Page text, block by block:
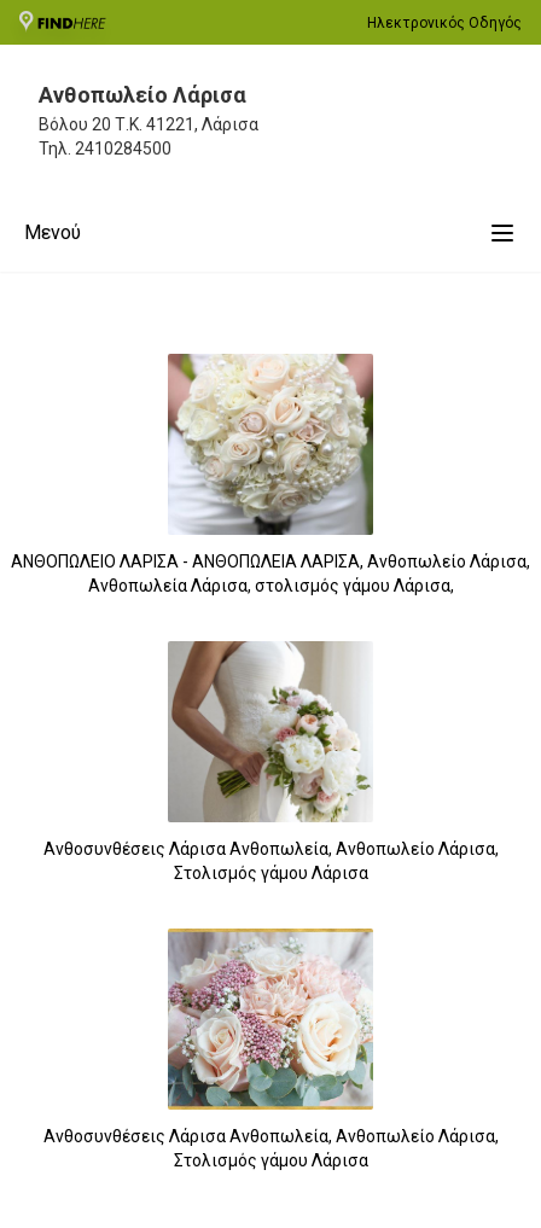
Ηλεκτρονικός Οδηγός
Ανθοπωλείο Λάρισα
Βόλου 20 Τ.Κ. 41221, Λάρισα
Τηλ. 2410284500
Μενού
ΑΝΘΟΠΩΛΕΙΟ ΛΑΡΙΣΑ - ΑΝΘΟΠΩΛΕΙΑ ΛΑΡΙΣΑ, Ανθοπωλείο Λάρισα,
Ανθοπωλεία Λάρισα, στολισμός γάμου Λάρισα,
Ανθοσυνθέσεις Λάρισα Ανθοπωλεία, Ανθοπωλείο Λάρισα,
Στολισμός γάμου Λάρισα
Ανθοσυνθέσεις Λάρισα Ανθοπωλεία, Ανθοπωλείο Λάρισα,
Στολισμός γάμου Λάρισα